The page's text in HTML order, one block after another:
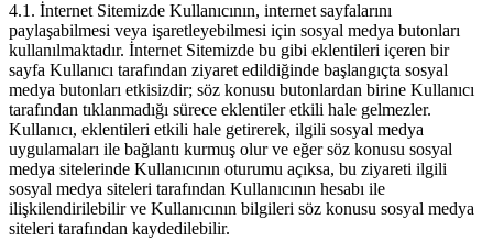
4.1. İnternet Sitemizde Kullanıcının, internet sayfalarını
paylaşabilmesi veya işaretleyebilmesi için sosyal medya butonları
kullanılmaktadır. İnternet Sitemizde bu gibi eklentileri içeren bir
sayfa Kullanıcı tarafından ziyaret edildiğinde başlangıçta sosyal
medya butonları etkisizdir; söz konusu butonlardan birine Kullanıcı
tarafından tıklanmadığı sürece eklentiler etkili hale gelmezler.
Kullanıcı, eklentileri etkili hale getirerek, ilgili sosyal medya
uygulamaları ile bağlantı kurmuş olur ve eğer söz konusu sosyal
medya sitelerinde Kullanıcının oturumu açıksa, bu ziyareti ilgili
sosyal medya siteleri tarafından Kullanıcının hesabı ile
ilişkilendirilebilir ve Kullanıcının bilgileri söz konusu sosyal medya
siteleri tarafından kaydedilebilir.